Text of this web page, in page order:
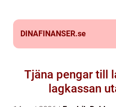
DINAFINANSER.se
Tjäna pengar till
lagkassan